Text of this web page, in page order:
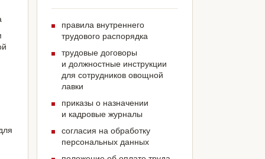
правила внутреннего
трудового распорядка
трудовые договоры
и должностные инструкции
для сотрудников овощной
лавки
приказы о назначении
и кадровые журналы
согласия на обработку
персональных данных